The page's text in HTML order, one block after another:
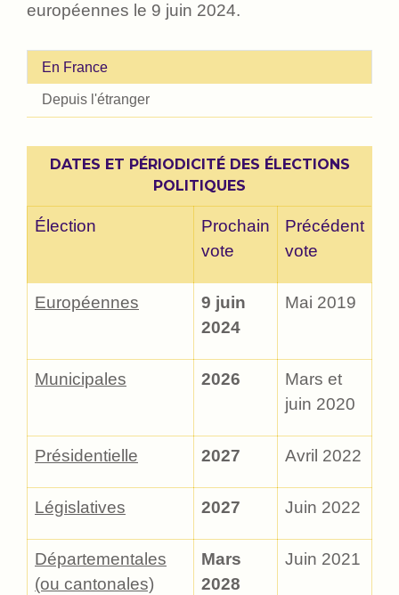
européennes le 9 juin 2024.
En France
Depuis l'étranger
DATES ET PÉRIODICITÉ DES ÉLECTIONS
POLITIQUES
Élection
Prochain
vote
Précédent
vote
Européennes
9 juin
2024
Mai 2019
Municipales 2026
Mars et
juin 2020
Présidentielle 2027 Avril 2022
Législatives 2027 Juin 2022
Départementales
(ou cantonales)
Mars
2028
Juin 2021